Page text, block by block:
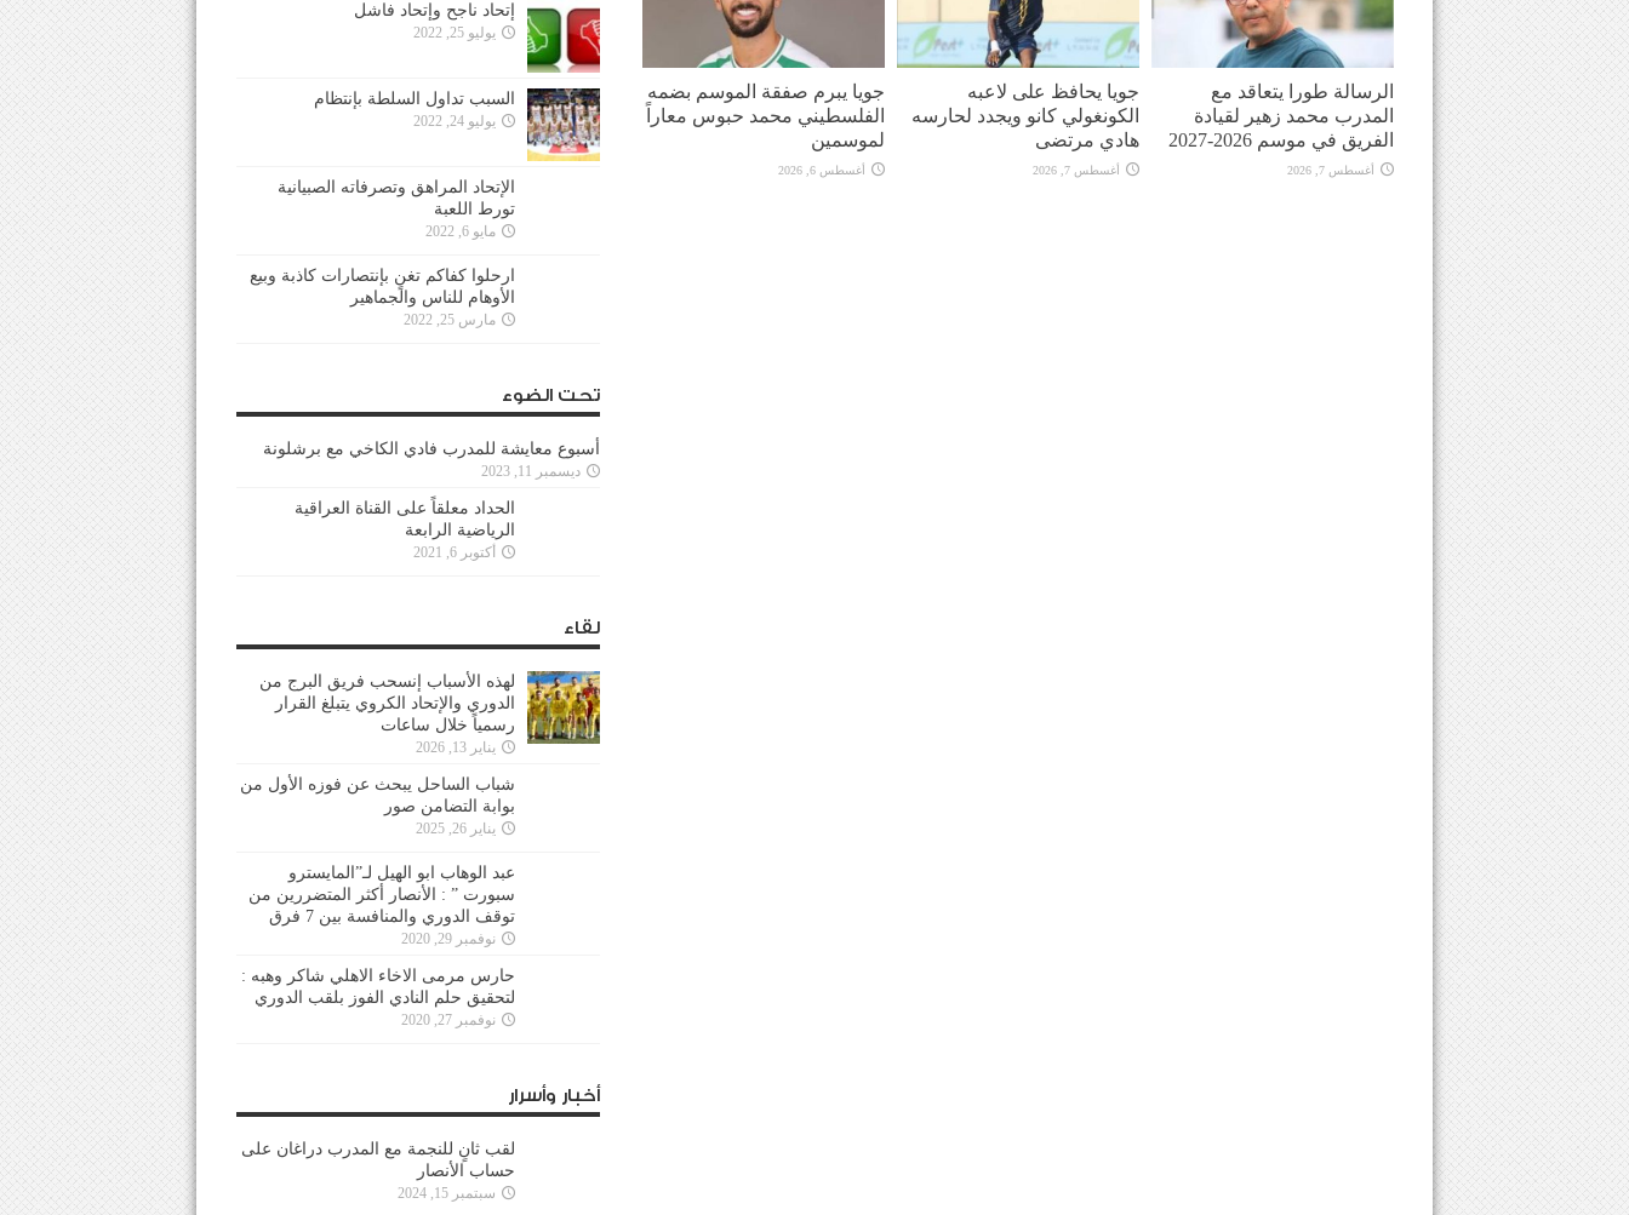
الرسالة طورا يتعاقد مع
المدرب محمد زهير لقيادة
الفريق في موسم 2026-2027
أغسطس 7, 2026
جويا يحافظ على لاعبه
الكونغولي كانو ويجدد لحارسه
هادي مرتضى
أغسطس 7, 2026
جويا يبرم صفقة الموسم بضمه
الفلسطيني محمد حبوس معاراً
لموسمين
أغسطس 6, 2026
إتحاد ناجح وإتحاد فاشل
يوليو 25, 2022
السبب تداول السلطة بإنتظام
يوليو 24, 2022
الإتحاد المراهق وتصرفاته الصبيانية
تورط اللعبة
مايو 6, 2022
ارحلوا كفاكم تغنٍ بإنتصارات كاذبة وبيع
الأوهام للناس والجماهير
مارس 25, 2022
تحت الضوء
أسبوع معايشة للمدرب فادي الكاخي مع برشلونة
ديسمبر 11, 2023
الحداد معلقاً على القناة العراقية
الرياضية الرابعة
أكتوبر 6, 2021
لقاء
لهذه الأسباب إنسحب فريق البرج من
الدوري والإتحاد الكروي يتبلغ القرار
رسمياً خلال ساعات
يناير 13, 2026
شباب الساحل يبحث عن فوزه الأول من
بوابة التضامن صور
يناير 26, 2025
عبد الوهاب ابو الهيل لـ”المايسترو
سبورت ” : الأنصار أكثر المتضررين من
توقف الدوري والمنافسة بين 7 فرق
نوفمبر 29, 2020
حارس مرمى الاخاء الاهلي شاكر وهبه :
لتحقيق حلم النادي الفوز بلقب الدوري
نوفمبر 27, 2020
أخبار وأسرار
لقب ثانٍ للنجمة مع المدرب دراغان على
حساب الأنصار
سبتمبر 15, 2024